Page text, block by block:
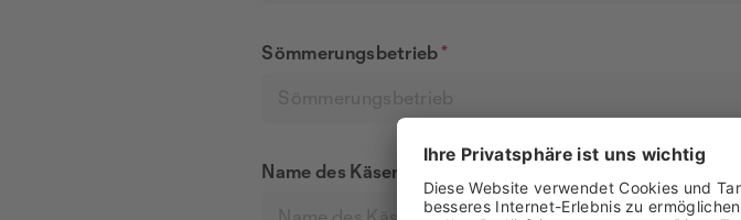
Sömmerungsbetrieb*
Name des Käsers